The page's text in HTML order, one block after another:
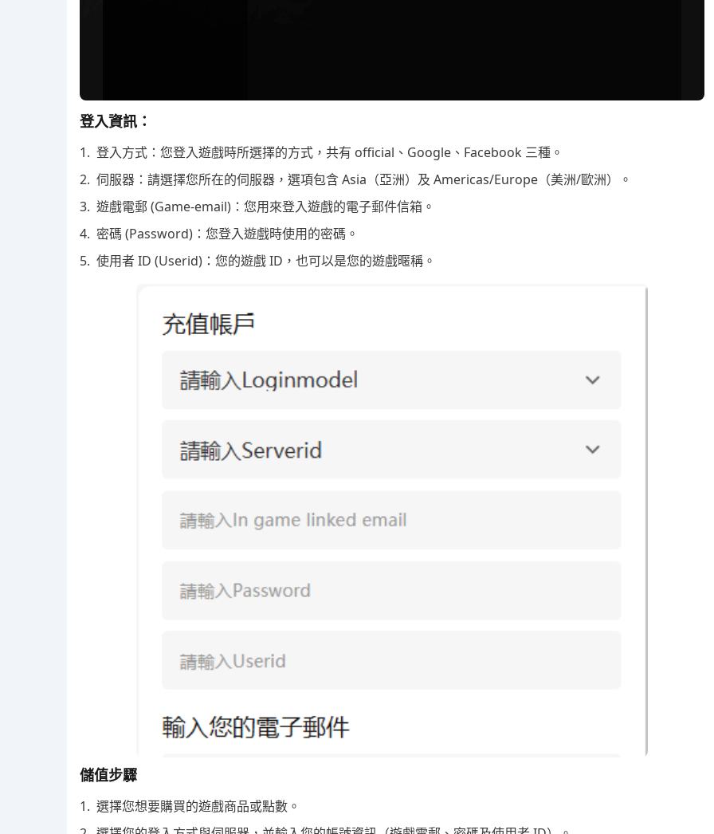
登入資訊：
1. 登入方式：您登入遊戲時所選擇的方式，共有 official、Google、Facebook 三種。
2. 伺服器：請選擇您所在的伺服器，選項包含 Asia（亞洲）及 Americas/Europe（美洲/歐洲）。
3. 遊戲電郵 (Game-email)：您用來登入遊戲的電子郵件信箱。
4. 密碼 (Password)：您登入遊戲時使用的密碼。
5. 使用者 ID (Userid)：您的遊戲 ID，也可以是您的遊戲暱稱。
儲值步驟
1. 選擇您想要購買的遊戲商品或點數。